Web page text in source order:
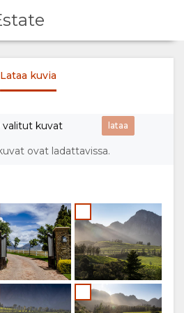
Lataa kuvia
valitut kuvat
ovat ladattavissa.